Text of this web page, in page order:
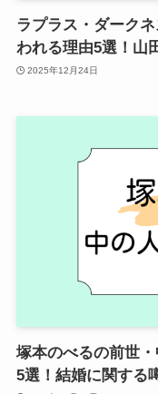
ラプラス・ダーク
われる理由5選！山
2025年12月24日
塚本のべるの前世
5選！結婚に関する